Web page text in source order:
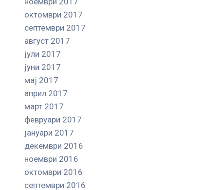
октомври 2017
септември 2017
август 2017
јули 2017
јуни 2017
мај 2017
април 2017
март 2017
февруари 2017
јануари 2017
декември 2016
ноември 2016
октомври 2016
септември 2016